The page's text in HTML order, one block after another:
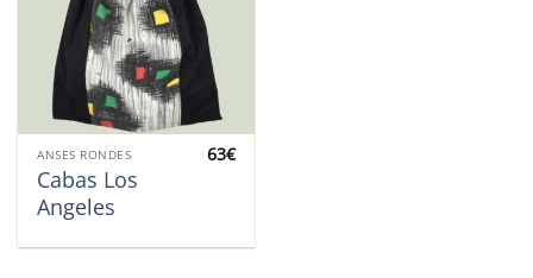
ANSES RONDES
Cabas Los
Angeles
63€